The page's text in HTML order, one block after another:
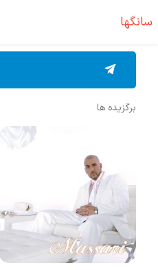
سانگها
برگزیده ها